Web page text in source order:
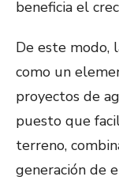
beneficia el
De este modo,
como un
proyectos de
puesto que
terreno,
generación de